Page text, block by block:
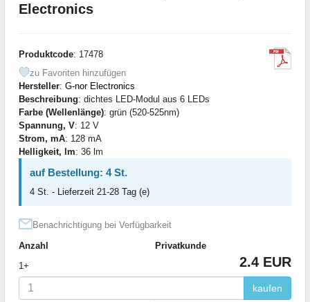
Electronics
Produktcode: 17478
zu Favoriten hinzufügen
Hersteller: G-nor Electronics
Beschreibung: dichtes LED-Modul aus 6 LEDs
Farbe (Wellenlänge): grün (520-525nm)
Spannung, V: 12 V
Strom, mA: 128 mA
Helligkeit, lm: 36 lm
auf Bestellung: 4 St.
4 St. - Lieferzeit 21-28 Tag (e)
Benachrichtigung bei Verfügbarkeit
Anzahl
Privatkunde
1+
2.4 EUR
kaufen